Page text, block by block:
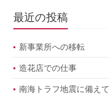
最近の投稿
新事業所への移転
造花店での仕事
南海トラフ地震に備えて